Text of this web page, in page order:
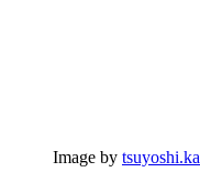
Image by